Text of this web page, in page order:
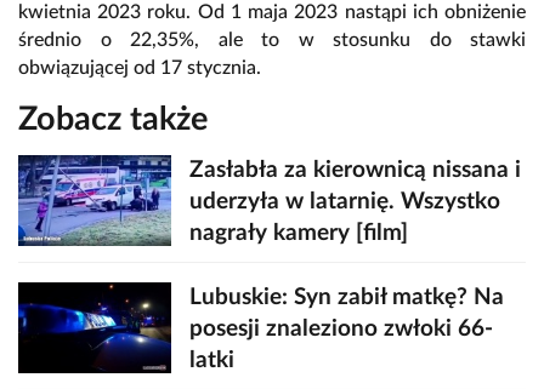
kwietnia 2023 roku. Od 1 maja 2023 nastąpi ich obniżenie
średnio o 22,35%, ale to w stosunku do stawki
obwiązującej od 17 stycznia.
Zobacz także
Zasłabła za kierownicą nissana i
uderzyła w latarnię. Wszystko
nagrały kamery [film]
Lubuskie: Syn zabił matkę? Na
posesji znaleziono zwłoki 66-
latki